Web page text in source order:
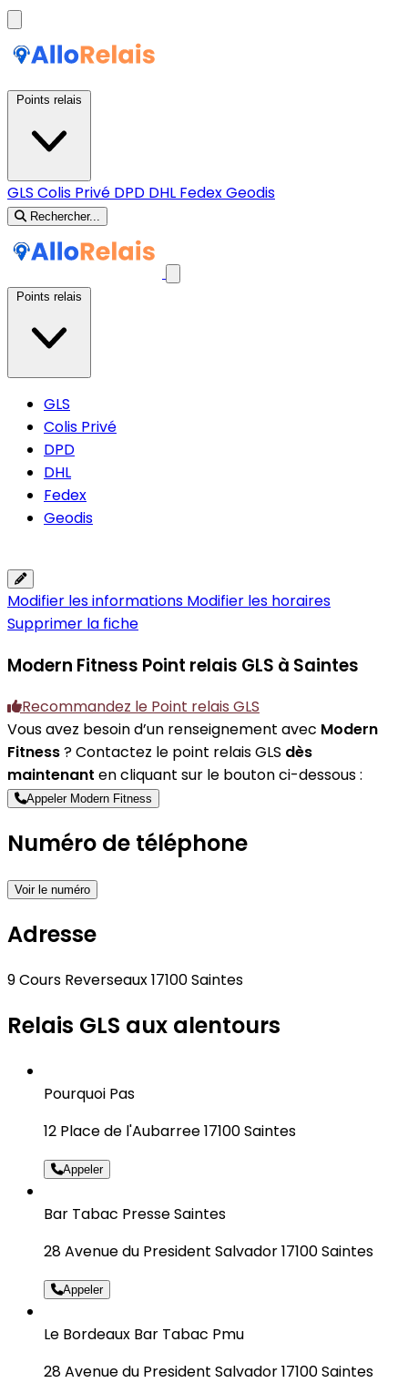
GLS Colis Privé DPD DHL FedexGeodis
Rechercher...
GLS
Colis Privé
DPD
DHL
Fedex
Geodis
Modifier les informations Modifier les horaires
Supprimer la fiche
Modern Fitness Point relais GLS à Saintes
Recommandez le Point relais GLS
Vous avez besoin d’un renseignement avec Modern
Fitness? Contactez le point relais GLS dès
maintenant en cliquant sur le bouton ci-dessous :
Appeler Modern Fitness
Numéro de téléphone
Voir le numéro
Adresse
9 Cours Reverseaux 17100 Saintes
Relais GLS aux alentours
Pourquoi Pas
12 Place de l'Aubarree 17100 Saintes
Appeler
Bar Tabac Presse Saintes
28 Avenue du President Salvador 17100 Saintes
Appeler
Le Bordeaux Bar Tabac Pmu
28 Avenue du President Salvador 17100 Saintes